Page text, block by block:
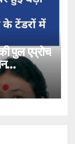
पुल एप्रोच
PWD